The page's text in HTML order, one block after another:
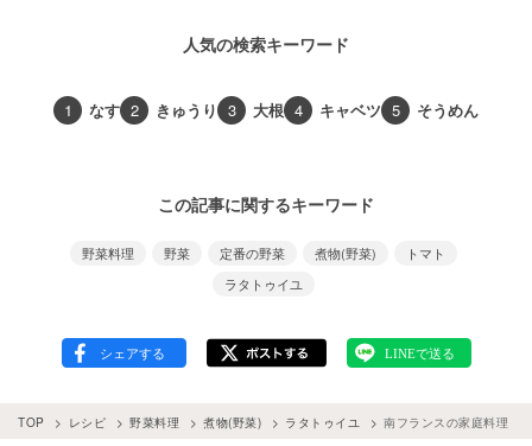
人気の検索キーワード
1 なす 2 きゅうり 3 大根 4 キャベツ 5 そうめん
この記事に関するキーワード
野菜料理 野菜 定番の野菜 煮物(野菜)
トマト
ラタトゥイユ
TOP レシピ 野菜料理 煮物(野菜) ラタトゥイユ 南フランスの家庭料理「